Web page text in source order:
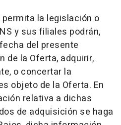
la legislación o
y sus filiales podrán,
del presente
de la Oferta, adquirir,
o concertar la
objeto de la Oferta. En
relativa a dichas
de adquisición se haga